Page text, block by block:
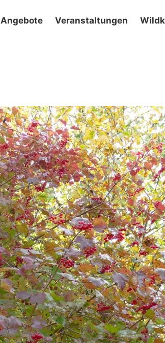
Angebote Veranstaltungen